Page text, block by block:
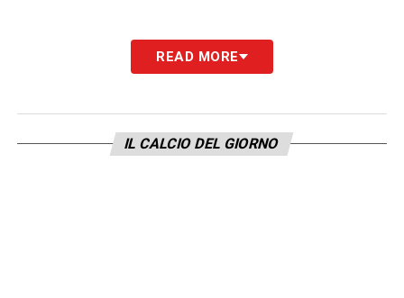
READ MORE
IL CALCIO DEL GIORNO